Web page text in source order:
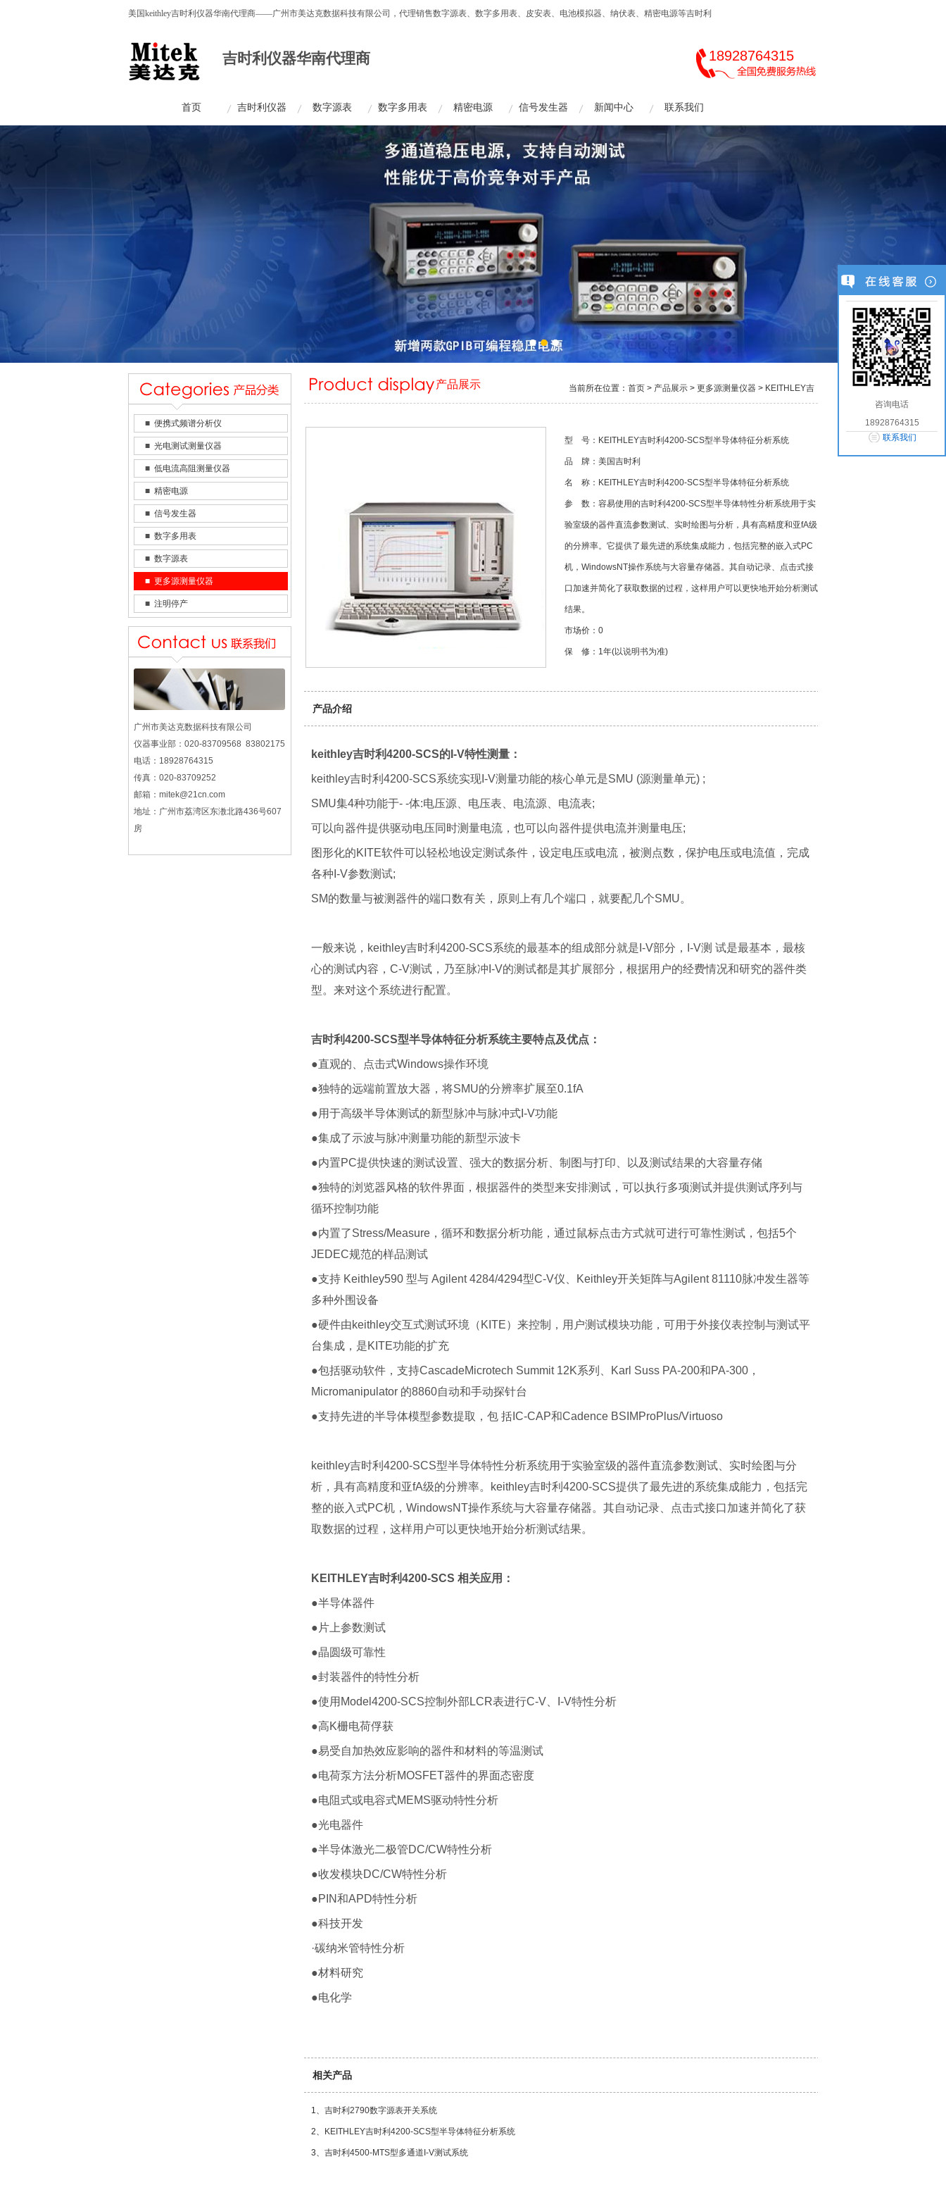
美国keithley吉时利仪器华南代理商——广州市美达克数据科技有限公司，代理销售数字源表、数字多用表、皮安表、电池模拟器、纳伏表、精密电源等吉时利
产品。
吉时利仪器华南代理商 18928764315
首页 吉时利仪器 数字源表 数字多用表 精密电源 信号发生器 新闻中心 联系我们
■ 便携式频谱分析仪
■ 光电测试测量仪器
■ 低电流高阻测量仪器
■ 精密电源
■ 信号发生器
■ 数字多用表
■ 数字源表
■ 更多源测量仪器
■ 注明停产
广州市美达克数据科技有限公司
仪器事业部：020-83709568 83802175
电话：18928764315
传真：020-83709252
邮箱：mitek@21cn.com
地址：广州市荔湾区东漖北路436号607
房
产品展示 当前所在位置： 首页 > 产品展示 > 更多源测量仪器 > KEITHLEY吉
型 号：KEITHLEY吉时利4200-SCS型半导体特征分析系统
品 牌：美国吉时利
名 称： KEITHLEY吉时利4200-SCS型半导体特征分析系统
参 数：容易使用的吉时利4200-SCS型半导体特性分析系统用于实
验室级的器件直流参数测试、实时绘图与分析，具有高精度和亚fA级
的分辨率。它提供了最先进的系统集成能力，包括完整的嵌入式PC
机，WindowsNT操作系统与大容量存储器。其自动记录、点击式接
口加速并简化了获取数据的过程，这样用户可以更快地开始分析测试
结果。
市场价：0
保 修：1年(以说明书为准)
产品介绍
keithley吉时利4200-SCS的I-V特性测量：
keithley吉时利4200-SCS系统实现I-V测量功能的核心单元是SMU (源测量单元) ;
SMU集4种功能于- -体:电压源、电压表、电流源、电流表;
可以向器件提供驱动电压同时测量电流，也可以向器件提供电流并测量电压;
图形化的KITE软件可以轻松地设定测试条件，设定电压或电流，被测点数，保护电压或电流值，完成
各种I-V参数测试;
SM的数量与被测器件的端口数有关，原则上有几个端口，就要配几个SMU。
一般来说，keithley吉时利4200-SCS系统的最基本的组成部分就是I-V部分，I-V测 试是最基本，最核
心的测试内容，C-V测试，乃至脉冲I-V的测试都是其扩展部分，根据用户的经费情况和研究的器件类
型。来对这个系统进行配置。
吉时利4200-SCS型半导体特征分析系统主要特点及优点：
●直观的、点击式Windows操作环境
●独特的远端前置放大器，将SMU的分辨率扩展至0.1fA
●用于高级半导体测试的新型脉冲与脉冲式I-V功能
●集成了示波与脉冲测量功能的新型示波卡
●内置PC提供快速的测试设置、强大的数据分析、制图与打印、以及测试结果的大容量存储
●独特的浏览器风格的软件界面，根据器件的类型来安排测试，可以执行多项测试并提供测试序列与
循环控制功能
●内置了Stress/Measure，循环和数据分析功能，通过鼠标点击方式就可进行可靠性测试，包括5个
JEDEC规范的样品测试
●支持 Keithley590 型与 Agilent 4284/4294型C-V仪、Keithley开关矩阵与Agilent 81110脉冲发生器等
多种外围设备
●硬件由keithley交互式测试环境（KITE）来控制，用户测试模块功能，可用于外接仪表控制与测试平
台集成，是KITE功能的扩充
●包括驱动软件，支持CascadeMicrotech Summit 12K系列、Karl Suss PA-200和PA-300，
Micromanipulator 的8860自动和手动探针台
●支持先进的半导体模型参数提取，包 括IC-CAP和Cadence BSIMProPlus/Virtuoso
keithley吉时利4200-SCS型半导体特性分析系统用于实验室级的器件直流参数测试、实时绘图与分
析，具有高精度和亚fA级的分辨率。keithley吉时利4200-SCS提供了最先进的系统集成能力，包括完
整的嵌入式PC机，WindowsNT操作系统与大容量存储器。其自动记录、点击式接口加速并简化了获
取数据的过程，这样用户可以更快地开始分析测试结果。
KEITHLEY吉时利4200-SCS 相关应用：
●半导体器件
●片上参数测试
●晶圆级可靠性
●封装器件的特性分析
●使用Model4200-SCS控制外部LCR表进行C-V、I-V特性分析
●高K栅电荷俘获
●易受自加热效应影响的器件和材料的等温测试
●电荷泵方法分析MOSFET器件的界面态密度
●电阻式或电容式MEMS驱动特性分析
●光电器件
●半导体激光二极管DC/CW特性分析
●收发模块DC/CW特性分析
●PIN和APD特性分析
●科技开发
·碳纳米管特性分析
●材料研究
●电化学
相关产品
1、 吉时利2790数字源表开关系统
2、 KEITHLEY吉时利4200-SCS型半导体特征分析系统
3、 吉时利4500-MTS型多通道I-V测试系统
咨询电话
18928764315
联系我们